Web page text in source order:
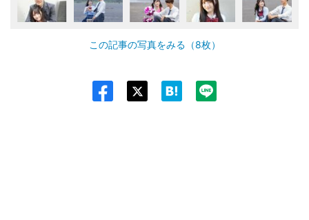
この記事の写真をみる（8枚）